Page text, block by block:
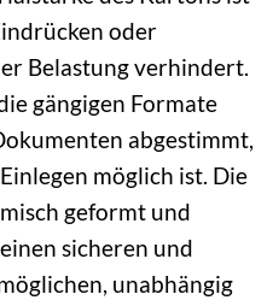
oder
Belastung verhindert.
gängigen Formate
abgestimmt,
möglich ist. Die
geformt und
sicheren und
unabhängig